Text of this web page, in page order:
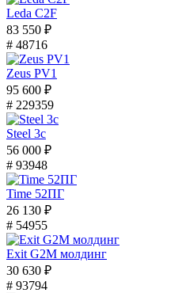
Leda C2F
83 550 ₽
# 48716
Zeus PV1
95 600 ₽
# 229359
Steel 3с
56 000 ₽
# 93948
Time 52ПГ
26 130 ₽
# 54955
Exit G2M молдинг
30 630 ₽
# 93794